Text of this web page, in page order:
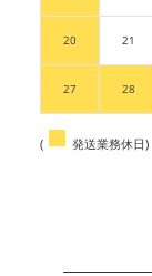
20 21
27 28
( 発送業務休日)